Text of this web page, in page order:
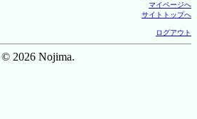
マイページへ
サイトトップへ
ログアウト
© 2026 Nojima.